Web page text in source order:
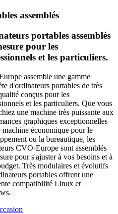
assemblés
portables assemblés
pour les
et les particuliers.
assemble une gamme
d'ordinateurs portables de très
conçus pour les
et les particuliers. Que vous
une machine très puissante aux
graphiques exceptionnelles
machine économique pour le
ou la bureautique, les
CVO-Europe sont assemblés
pour s'ajuster à vos besoins et à
Très modulaires et évolutifs
portables offrent une
compatibilité Linux et